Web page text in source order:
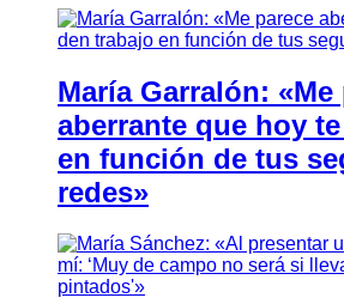
María Garralón: «Me
aberrante que hoy
en función de tus
redes»